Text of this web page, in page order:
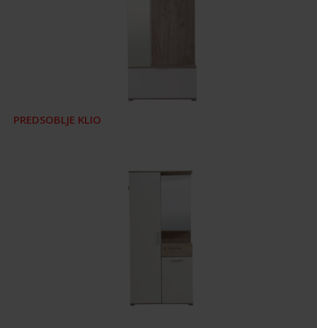
PREDSOBLJE KLIO